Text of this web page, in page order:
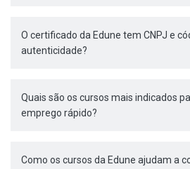
O certificado da Edune tem CNPJ e
autenticidade?
Quais são os cursos mais indicados
emprego rápido?
Como os cursos da Edune ajudam a